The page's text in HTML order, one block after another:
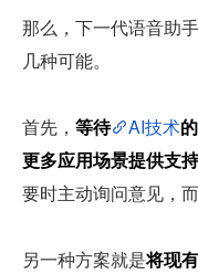
那么，下一代语音助
几种可能。
首先， 等待 AI技术
更多应用场景提供支持
要时主动询问意见，
另一种方案就是将现